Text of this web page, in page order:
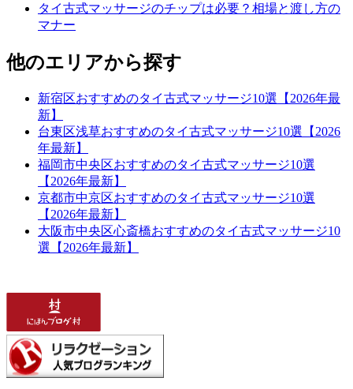
タイ古式マッサージのチップは必要？相場と渡し方の
マナー
他のエリアから探す
新宿区おすすめのタイ古式マッサージ10選【2026年最
新】
台東区浅草おすすめのタイ古式マッサージ10選【2026
年最新】
福岡市中央区おすすめのタイ古式マッサージ10選
【2026年最新】
京都市中京区おすすめのタイ古式マッサージ10選
【2026年最新】
大阪市中央区心斎橋おすすめのタイ古式マッサージ10
選【2026年最新】